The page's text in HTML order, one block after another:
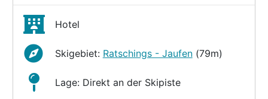
Hotel
Skigebiet: Ratschings - Jaufen(79m)
Lage: Direkt an der Skipiste